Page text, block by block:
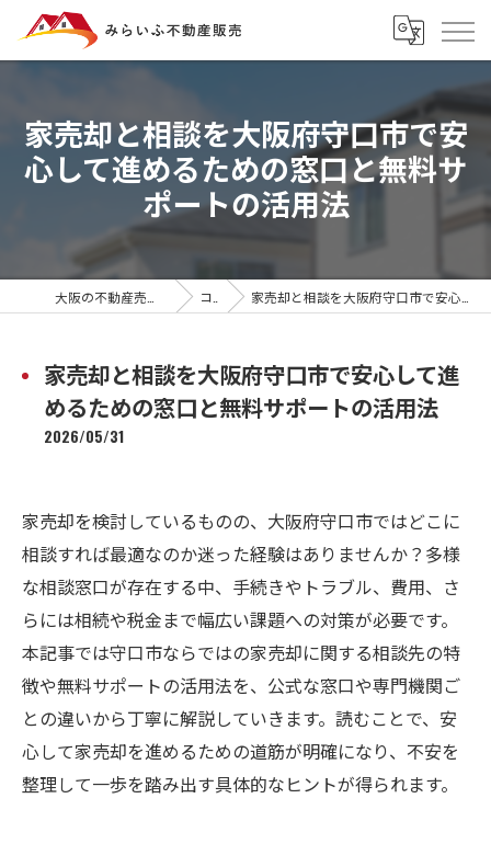
家売却と相談を大阪府守口市で安
心して進めるための窓口と無料サ
ポートの活用法
コラム 家売却と相談を大阪府守口市で安心して進めるための窓口と無料サポートの活用法
家売却と相談を大阪府守口市で安心して進
めるための窓口と無料サポートの活用法
2026/05/31
家売却を検討しているものの、大阪府守口市ではどこに
相談すれば最適なのか迷った経験はありませんか？多様
な相談窓口が存在する中、手続きやトラブル、費用、さ
らには相続や税金まで幅広い課題への対策が必要です。
本記事では守口市ならではの家売却に関する相談先の特
徴や無料サポートの活用法を、公式な窓口や専門機関ご
との違いから丁寧に解説していきます。読むことで、安
心して家売却を進めるための道筋が明確になり、不安を
整理して一歩を踏み出す具体的なヒントが得られます。